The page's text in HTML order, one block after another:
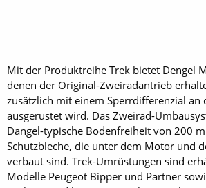
Mit der Produktreihe Trek bietet Dengel
denen der Original-Zweiradantrieb
zusätzlich mit einem Sperrdifferenzial an
ausgerüstet wird. Das Zweirad-
Dangel-typische Bodenfreiheit von 200
Schutzbleche, die unter dem Motor und
verbaut sind. Trek-Umrüstungen sind
Modelle Peugeot Bipper und Partner